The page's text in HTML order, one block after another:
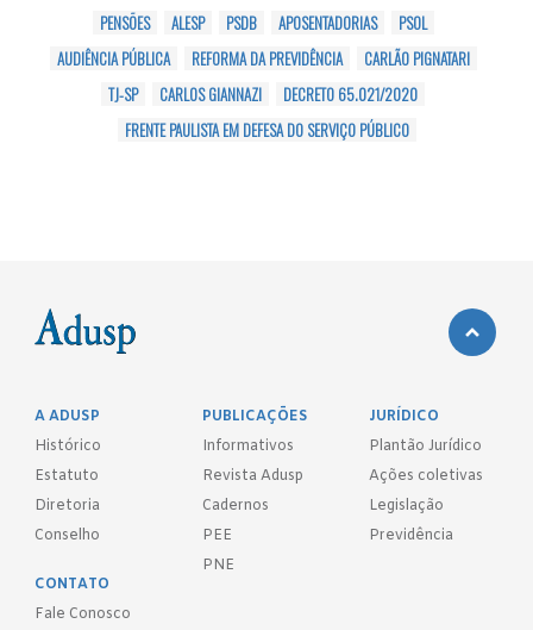
PENSÕES
ALESP PSDB APOSENTADORIAS
PSOL
AUDIÊNCIA PÚBLICA
REFORMA DA PREVIDÊNCIA
CARLÃO PIGNATARI
TJ-SP
CARLOS GIANNAZI
DECRETO 65.021/2020
FRENTE PAULISTA EM DEFESA DO SERVIÇO PÚBLICO
A ADUSP
Histórico
Estatuto
Diretoria
Conselho
PUBLICAÇÕES
Informativos
Revista Adusp
Cadernos
PEE
PNE
JURÍDICO
Plantão Jurídico
Ações coletivas
Legislação
Previdência
CONTATO
Fale Conosco